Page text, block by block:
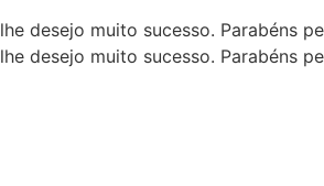
desejo muito sucesso. Parabéns
desejo muito sucesso. Parabéns